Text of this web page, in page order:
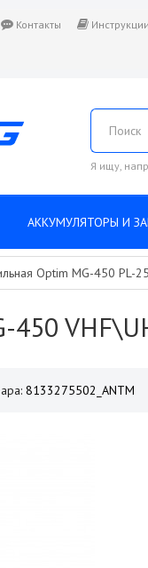
Контакты
Я ищу,
АККУМУЛЯТОРЫ И
Optim MG-450 PL-
8133275502_ANTM